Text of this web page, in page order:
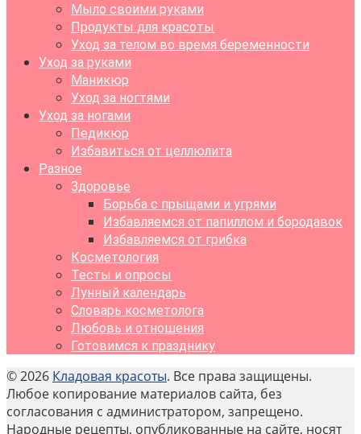
Мыло своими руками
Продукты для красоты
Уход за телом во время беременности
Уход за руками
Маникюр
Уход за ногтями
Уход за ногами
Педикюр
Избавиться от целлюлита
Разное
Здоровье
Борьба с прыщами и угрями
Избавляемся от папиллом и бородавок
Избавляемся от грибка
Косметология
Тесты и опросы
Лунный календарь
Словарь косметолога
Любовь и отношения
Готовимся к празднику
© 2026 Кладовая красоты. Все права защищены.
Любое копирование материалов сайта, без
согласования с администратором, запрещено.
Народные рецепты, опубликованные на сайте, носят